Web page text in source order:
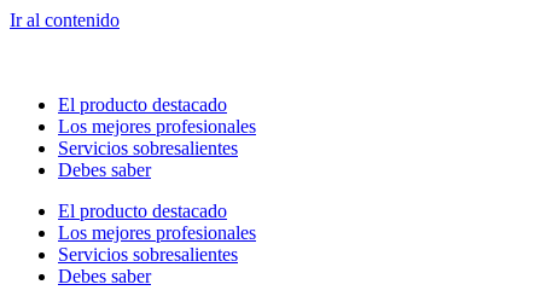
Ir al contenido
El producto destacado
Los mejores profesionales
Servicios sobresalientes
Debes saber
El producto destacado
Los mejores profesionales
Servicios sobresalientes
Debes saber